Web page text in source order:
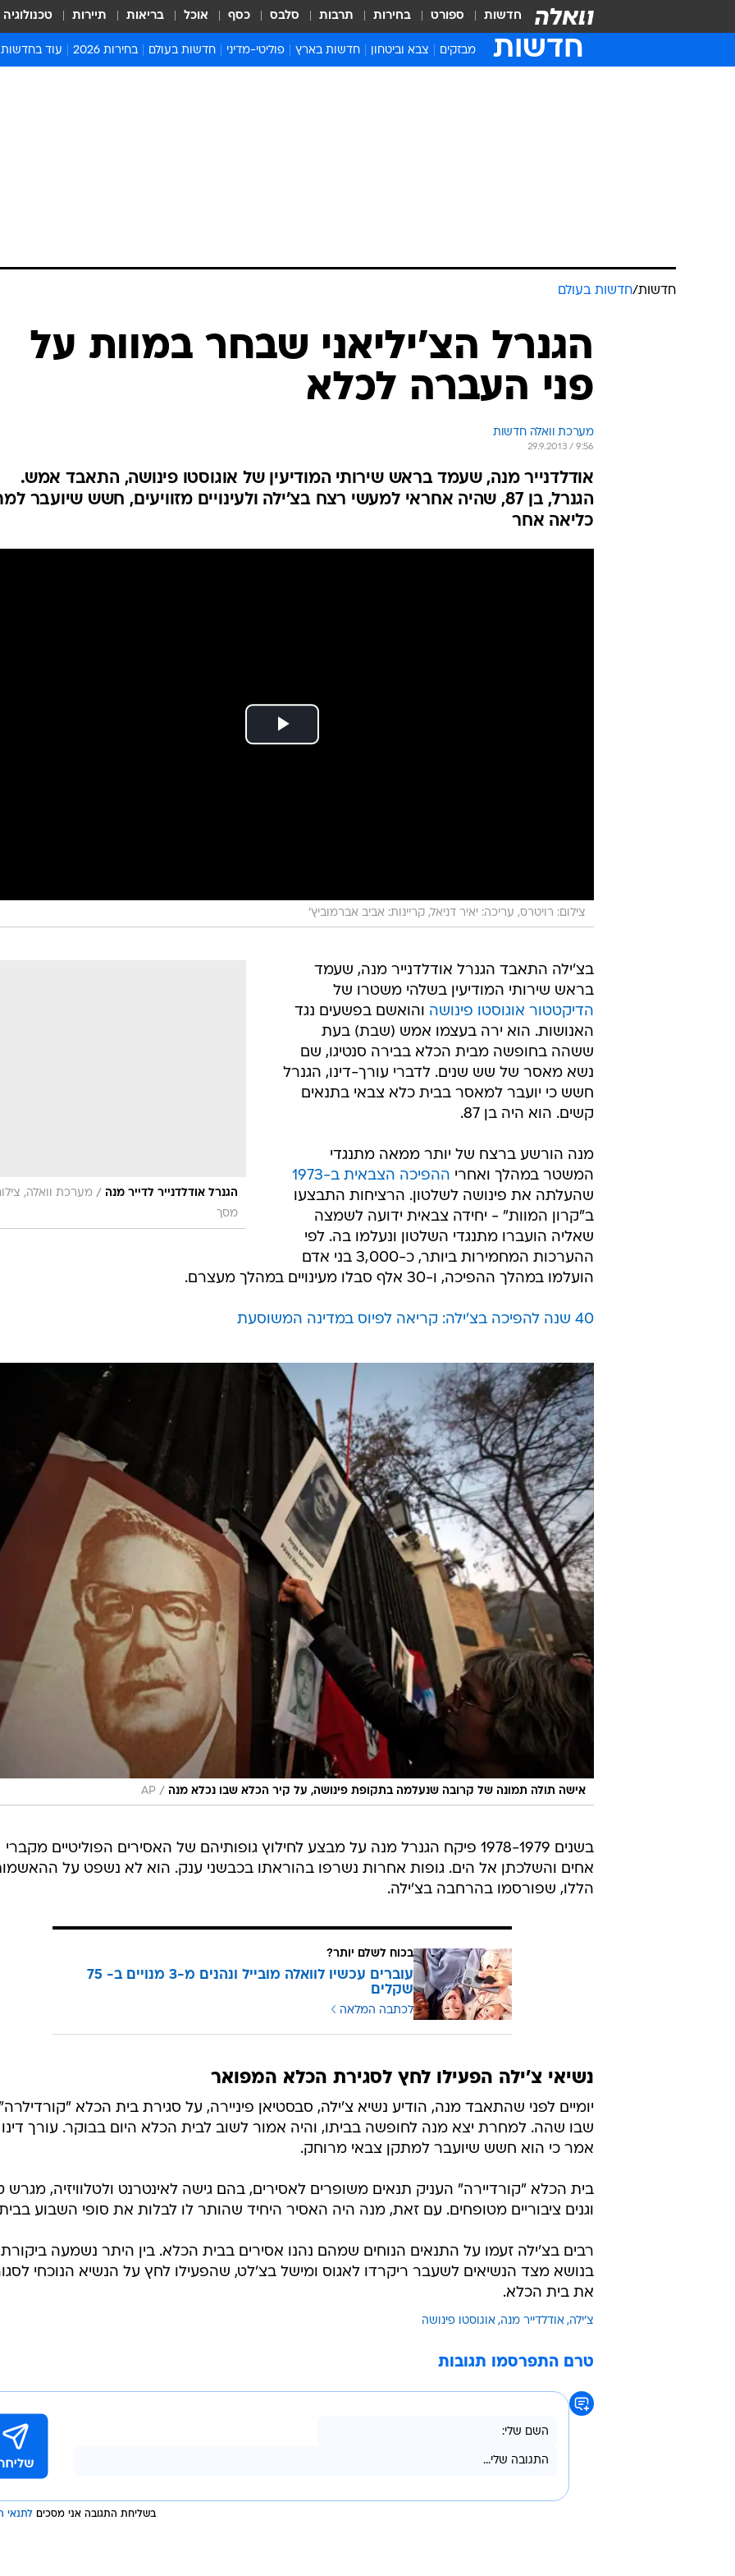
חדשות ספורט בחירות תרבות סלבס כסף אוכל בריאות תיירות טכנולוגיה
חדשות מבזקים צבא וביטחון חדשות בארץ פוליטי-מדיני חדשות בעולם בחירות 2026 עוד בחדשות
חדשות
חדשות/חדשות בעולם
הגנרל הצ'יליאני שבחר במוות על
פני העברה לכלא
מערכת וואלה חדשות
29.9.2013 / 9:56
אודלדנייר מנה, שעמד בראש שירותי המודיעין של אוגוסטו פינושה, התאבד אמש.
הגנרל, בן 87, שהיה אחראי למעשי רצח בצ'ילה ולעינויים מזוויעים, חשש שיועבר
כליאה אחר
צילום: רויטרס, עריכה: יאיר דניאל, קריינות: אביב אברמוביץ'
הגנרל אודלדנייר לדייר מנה / מערכת וואלה,
מסך
בצ'ילה התאבד הגנרל אודלדנייר מנה, שעמד
בראש שירותי המודיעין בשלהי משטרו של
הדיקטטור אוגוסטו פינושה והואשם בפשעים נגד
האנושות. הוא ירה בעצמו אמש (שבת) בעת
ששהה בחופשה מבית הכלא בבירה סנטיגו, שם
נשא מאסר של שש שנים. לדברי עורך-דינו, הגנרל
חשש כי יועבר למאסר בבית כלא צבאי בתנאים
קשים. הוא היה בן 87.
מנה הורשע ברצח של יותר ממאה מתנגדי
המשטר במהלך ואחרי ההפיכה הצבאית ב-1973
שהעלתה את פינושה לשלטון. הרציחות התבצעו
ב"קרון המוות" - יחידה צבאית ידועה לשמצה
שאליה הועברו מתנגדי השלטון ונעלמו בה. לפי
ההערכות המחמירות ביותר, כ-3,000 בני אדם
הועלמו במהלך ההפיכה, ו-30 אלף סבלו מעינויים במהלך מעצרם.
40 שנה להפיכה בצ'ילה: קריאה לפיוס במדינה המשוסעת
אישה תולה תמונה של קרובה שנעלמה בתקופת פינושה, על קיר הכלא שבו נכלא מנה /
AP
בשנים 1978-1979 פיקח הגנרל מנה על מבצע לחילוץ גופותיהם של האסירים הפוליטיים מקברי
אחים והשלכתן אל הים. גופות אחרות נשרפו בהוראתו בכבשני ענק. הוא לא נשפט על
הללו, שפורסמו בהרחבה בצ'ילה.
בכוח לשלם יותר?
עוברים עכשיו לוואלה מובייל ונהנים מ-3 מנויים ב- 75
שקלים
לכתבה המלאה
נשיאי צ'ילה הפעילו לחץ לסגירת הכלא המפואר
יומיים לפני שהתאבד מנה, הודיע נשיא צ'ילה, סבסטיאן פיניירה, על סגירת בית הכלא
שבו שהה. למחרת יצא מנה לחופשה בביתו, והיה אמור לשוב לבית הכלא היום בבוקר. עורך דינו
אמר כי הוא חשש שיועבר למתקן צבאי מרוחק.
בית הכלא "קורדיירה" העניק תנאים משופרים לאסירים, בהם גישה לאינטרנט ולטלוויזיה, מגרש
וגנים ציבוריים מטופחים. עם זאת, מנה היה האסיר היחיד שהותר לו לבלות את סופי השבוע
רבים בצ'ילה זעמו על התנאים הנוחים שמהם נהנו אסירים בבית הכלא. בין היתר נשמעה ביקורת
בנושא מצד הנשיאים לשעבר ריקרדו לאגוס ומישל בצ'לט, שהפעילו לחץ על הנשיא הנוכחי
את בית הכלא.
צ'ילה אודלדייר מנה אוגוסטו פינושה
טרם התפרסמו תגובות
בשליחת התגובה אני מסכים לתנאי